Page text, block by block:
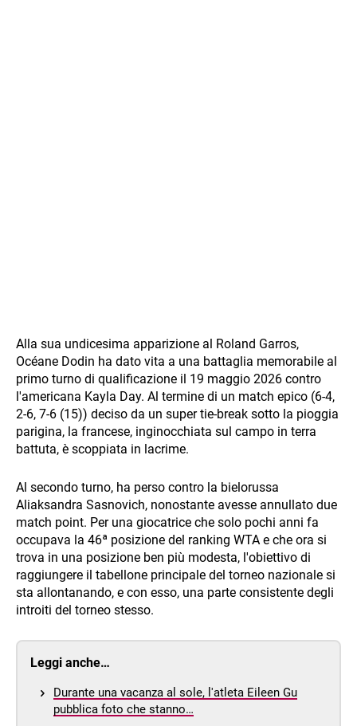
Alla sua undicesima apparizione al Roland Garros,
Océane Dodin ha dato vita a una battaglia memorabile al
primo turno di qualificazione il 19 maggio 2026 contro
l'americana Kayla Day. Al termine di un match epico (6-4,
2-6, 7-6 (15)) deciso da un super tie-break sotto la pioggia
parigina, la francese, inginocchiata sul campo in terra
battuta, è scoppiata in lacrime.
Al secondo turno, ha perso contro la bielorussa
Aliaksandra Sasnovich, nonostante avesse annullato due
match point. Per una giocatrice che solo pochi anni fa
occupava la 46ª posizione del ranking WTA e che ora si
trova in una posizione ben più modesta, l'obiettivo di
raggiungere il tabellone principale del torneo nazionale si
sta allontanando, e con esso, una parte consistente degli
introiti del torneo stesso.
Leggi anche…
Durante una vacanza al sole, l'atleta Eileen Gu
pubblica foto che stanno…